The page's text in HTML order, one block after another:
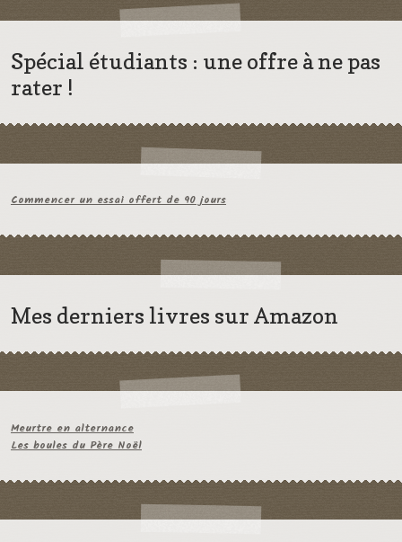
Spécial étudiants : une offre à ne pas
rater !
Commencer un essai offert de 90 jours
Mes derniers livres sur Amazon
Meurtre en alternance
Les boules du Père Noël